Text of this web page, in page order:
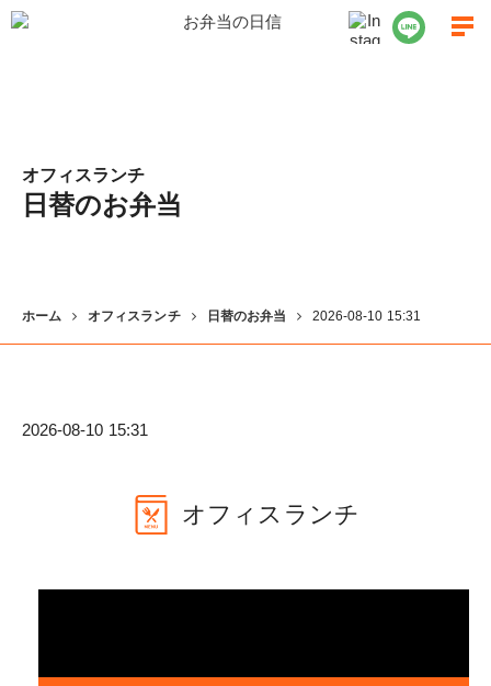
オフィスランチ
日替のお弁当
ホーム オフィスランチ 日替のお弁当 2026-08-10 15:31
2026-08-10 15:31
オフィスランチ